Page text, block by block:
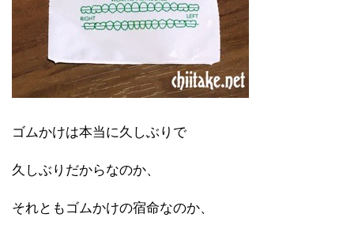
ゴムかけは本当に久しぶりで
久しぶりだからなのか、
それともゴムかけの宿命なのか、